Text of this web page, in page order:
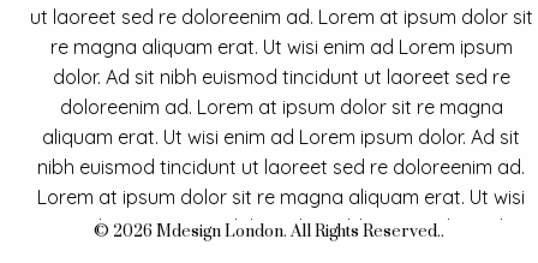
ut laoreet sed re doloreenim ad. Lorem at ipsum dolor sit
re magna aliquam erat. Ut wisi enim ad Lorem ipsum
dolor. Ad sit nibh euismod tincidunt ut laoreet sed re
doloreenim ad. Lorem at ipsum dolor sit re magna
aliquam erat. Ut wisi enim ad Lorem ipsum dolor. Ad sit
nibh euismod tincidunt ut laoreet sed re doloreenim ad.
Lorem at ipsum dolor sit re magna aliquam erat. Ut wisi
enim ad Lorem ipsum dolor. Ad sit nibh euismod tincidunt
© 2026 Mdesign London. All Rights Reserved..